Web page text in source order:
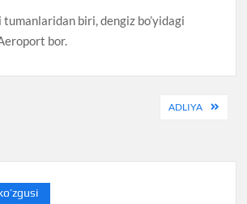
biri, dengiz bo’yidagi
bor.
ADLIYA